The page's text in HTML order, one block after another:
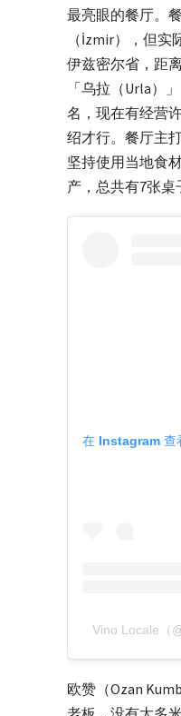
最亮眼的餐厅。
（İzmir），但
伊兹密尔省，距
「乌拉（Urla）
名，现在有经营
绍才行。餐厅主
坚持使用当地食
产，总共有7张桌
在 Instagram 查
Vino Locale（
欧赞（Ozan